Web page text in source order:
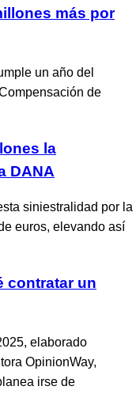
más por
un año del
de
la
DANA
siniestralidad por la
euros, elevando así
contratar un
elaborado
OpinionWay,
irse de